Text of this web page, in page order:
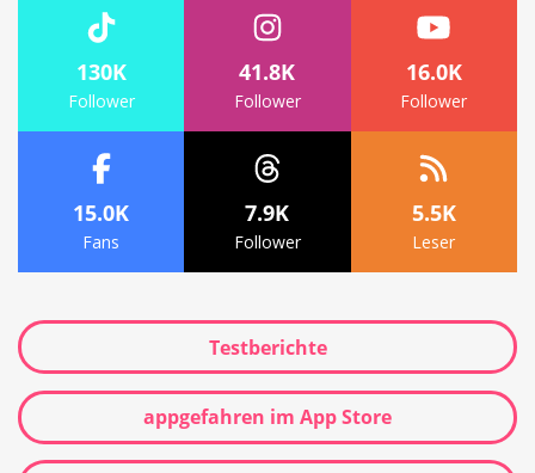
130K
Follower
41.8K
Follower
16.0K
Follower
15.0K
Fans
7.9K
Follower
5.5K
Leser
Testberichte
appgefahren im App Store